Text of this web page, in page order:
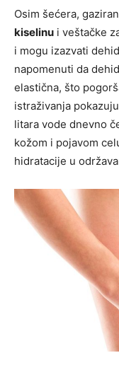
Osim šećera,
kiselinu i veštačke
i mogu izazvati
napomenuti da
elastična, što
istraživanja
litara vode dnevno
kožom i pojavom
hidratacije u